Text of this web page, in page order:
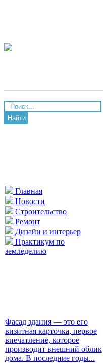
Найти
Главная
Новости
Строительство
Ремонт
Дизайн и интерьер
Практикум по
земледелию
Фасад здания — это его
визитная карточка, первое
впечатление, которое
производит внешний облик
дома. В последние годы...